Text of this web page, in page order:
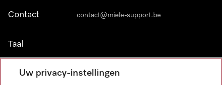
Contact contact@miele-support.be
Taal
NEDERLANDS
Uw privacy-instellingen